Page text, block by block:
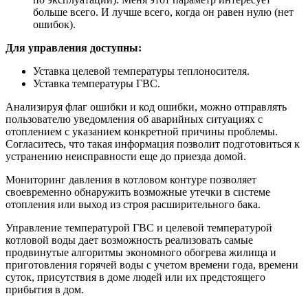
больше всего. И лучше всего, когда он равен нулю (нет
ошибок).
Для управления доступны:
Уставка целевой температуры теплоносителя.
Уставка температуры ГВС.
Анализируя флаг ошибки и код ошибки, можно отправлять
пользователю уведомления об аварийных ситуациях с
отоплением с указанием конкретной причины проблемы.
Согласитесь, что такая информация позволит подготовиться к
устранению неисправности еще до приезда домой.
Мониторинг давления в котловом контуре позволяет
своевременно обнаружить возможные утечки в системе
отопления или выход из строя расширительного бака.
Управление температурой ГВС и целевой температурой
котловой воды дает возможность реализовать самые
продвинутые алгоритмы экономного обогрева жилища и
приготовления горячей воды с учетом времени года, времени
суток, присутствия в доме людей или их предстоящего
прибытия в дом.